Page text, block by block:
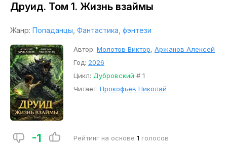
Друид. Том 1. Жизнь взаймы
Жанр: Попаданцы Фантастика, фэнтези
Автор: Молотов Виктор, Аржанов Алексей
Год: 2026
Цикл: Дубровский # 1
Читает: Прокофьев Николай
-1 Рейтинг на основе 1 голосов